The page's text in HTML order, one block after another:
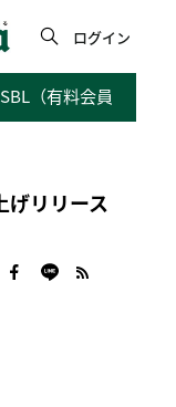
ログイン
SBL（有料会員向けサ
リリース